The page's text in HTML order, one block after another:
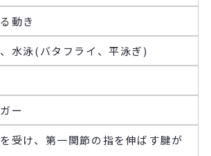
動き
水泳(バタフライ、平泳ぎ)
ー
受け、第一関節の指を伸ばす腱が